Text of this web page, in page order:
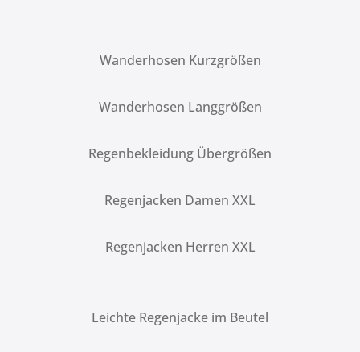
Wanderhosen Kurzgrößen
Wanderhosen Langgrößen
Regenbekleidung Übergrößen
Regenjacken Damen XXL
Regenjacken Herren XXL
Leichte Regenjacke im Beutel